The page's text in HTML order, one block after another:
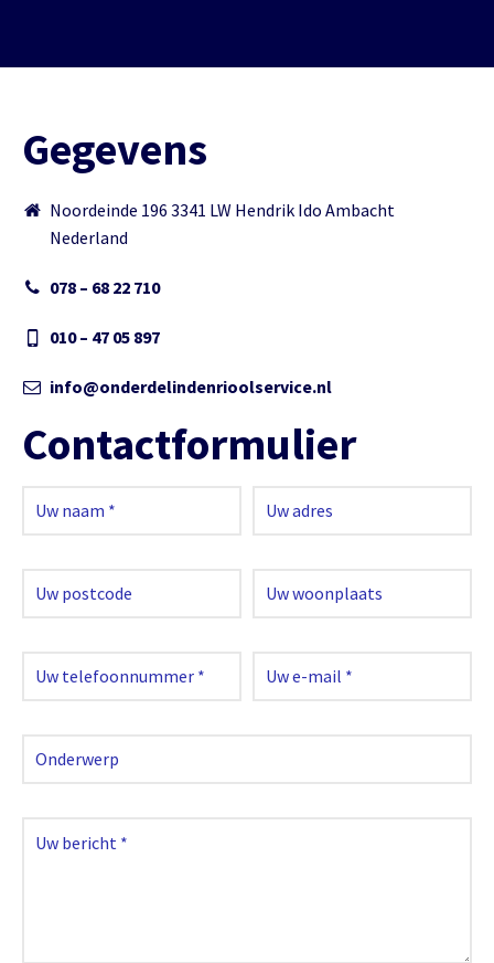
Gegevens
Noordeinde 196 3341 LW Hendrik Ido Ambacht
Nederland
078 – 68 22 710
010 – 47 05 897
info@onderdelindenrioolservice.nl
Contactformulier